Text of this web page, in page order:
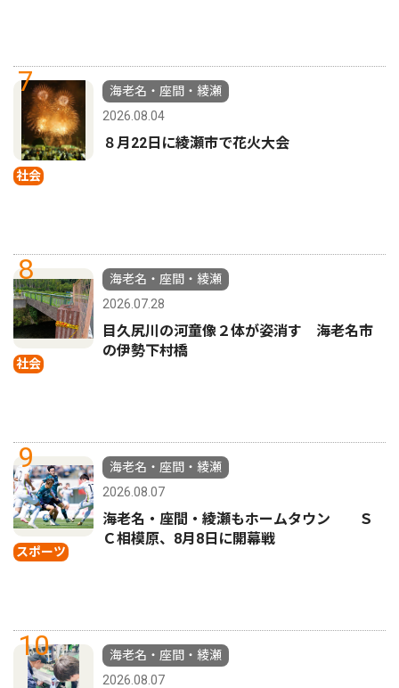
7
社会
海老名・座間・綾瀬
2026.08.04
８月22日に綾瀬市で花火大会
8
社会
海老名・座間・綾瀬
2026.07.28
目久尻川の河童像２体が姿消す 海老名市
の伊勢下村橋
9
スポーツ
海老名・座間・綾瀬
2026.08.07
海老名・座間・綾瀬もホームタウン Ｓ
Ｃ相模原、8月8日に開幕戦
10
海老名・座間・綾瀬
2026.08.07